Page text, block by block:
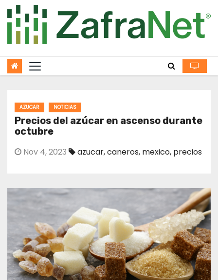
to
content
AZUCAR NOTICIAS
Precios del azúcar en ascenso durante
octubre
Nov 4, 2023 azucar,caneros, mexico, precios